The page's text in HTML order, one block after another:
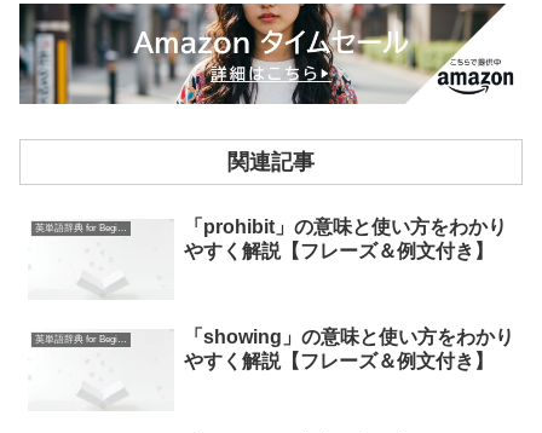
関連記事
英単語辞典 for Beginners
「prohibit」の意味と使い方をわかり
やすく解説【フレーズ＆例文付き】
英単語辞典 for Beginners
「showing」の意味と使い方をわかり
やすく解説【フレーズ＆例文付き】